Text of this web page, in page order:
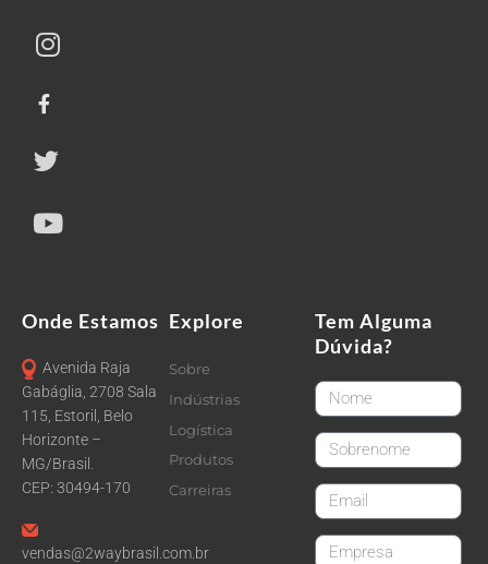
Onde Estamos
Avenida Raja
Gabáglia, 2708 Sala
115, Estoril, Belo
Horizonte –
MG/Brasil.
CEP: 30494-170
vendas@2waybrasil.com.br
Explore
Sobre
Indústrias
Logística
Produtos
Carreiras
Tem Alguma
Dúvida?
FirstName
LastName
email
CompanyName